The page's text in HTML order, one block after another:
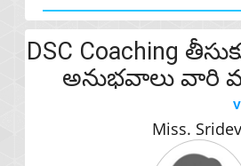
DSC Coaching
అనుభవాలు
Miss.